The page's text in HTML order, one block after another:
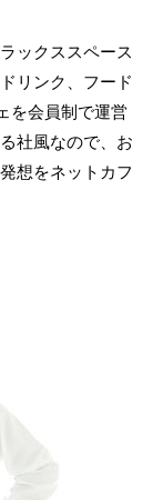
ックススペース
リンク、フード
を会員制で運営
社風なので、お
想をネットカフ